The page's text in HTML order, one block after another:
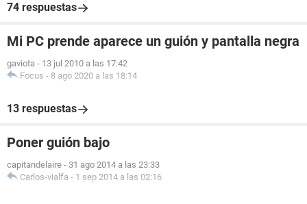
74 respuestas
Mi PC prende aparece un guión y pantalla negra
gaviota - 13 jul 2010 a las 17:42
Focus - 8 ago 2020 a las 18:14
13 respuestas
Poner guión bajo
capitandelaire - 31 ago 2014 a las 23:33
Carlos-vialfa - 1 sep 2014 a las 02:16